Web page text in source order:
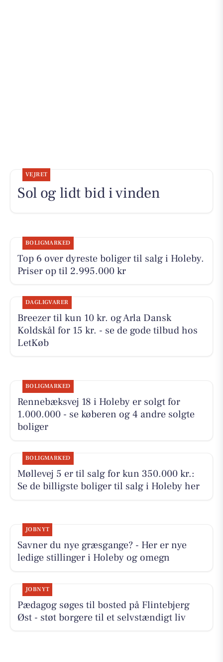
VEJRET
Sol og lidt bid i vinden
BOLIGMARKED
Top 6 over dyreste boliger til salg i Holeby.
Priser op til 2.995.000 kr
DAGLIGVARER
Breezer til kun 10 kr. og Arla Dansk
Koldskål for 15 kr. - se de gode tilbud hos
LetKøb
BOLIGMARKED
Rennebæksvej 18 i Holeby er solgt for
1.000.000 - se køberen og 4 andre solgte
boliger
BOLIGMARKED
Møllevej 5 er til salg for kun 350.000 kr.:
Se de billigste boliger til salg i Holeby her
JOBNYT
Savner du nye græsgange? - Her er nye
ledige stillinger i Holeby og omegn
JOBNYT
Pædagog søges til bosted på Flintebjerg
Øst - støt borgere til et selvstændigt liv